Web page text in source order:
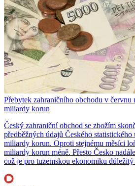
Přebytek zahraničního obchodu v červnu
miliardy korun
Český zahraniční obchod se zbožím
předběžných údajů Českého
miliardy korun. Oproti stejnému měsíci
miliardy korun méně. Přesto Česko
což je pro tuzemskou ekonomiku důležitý